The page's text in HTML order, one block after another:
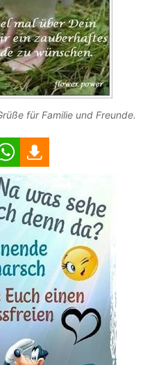
für Familie und Freunde.